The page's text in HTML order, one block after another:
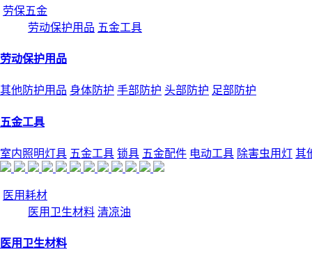
劳保五金
劳动保护用品 五金工具
劳动保护用品
其他防护用品 身体防护 手部防护 头部防护 足部防护
五金工具
室内照明灯具 五金工具 锁具 五金配件 电动工具 除害虫用灯 其
医用耗材
医用卫生材料 清凉油
医用卫生材料